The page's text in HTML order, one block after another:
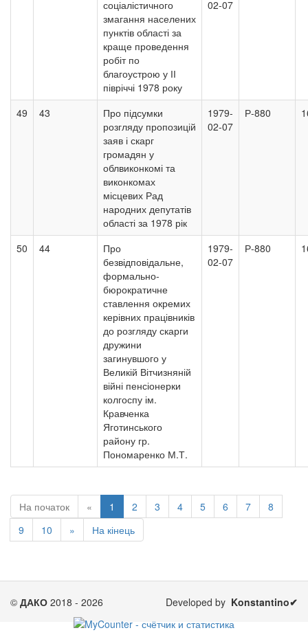
соціалістичного
змагання населених
пунктів області за
краще проведення
робіт по
благоустрою у ІІ
півріччі 1978 року
02-07
49 43
Про підсумки
розгляду пропозицій
заяв і скарг
громадян у
облвиконкомі та
виконкомах
місцевих Рад
народних депутатів
області за 1978 рік
1979-
02-07
Р-880
50 44
Про
безвідповідальне,
формально-
бюрократичне
ставлення окремих
керівних працівників
до розгляду скарги
дружини
загинувшого у
Великій Вітчизняній
війні пенсіонерки
колгоспу ім.
Кравченка
Яготинського
району гр.
Пономаренко М.Т.
1979-
02-07
Р-880
На початок « 1 2 3 4 5 6 7
8
9
10 » На кінець
© ДАКО 2018 - 2026 Developed by Konstantino✔